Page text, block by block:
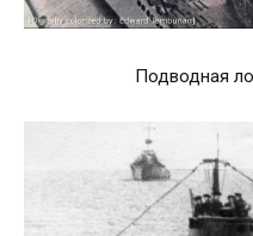
Подводная